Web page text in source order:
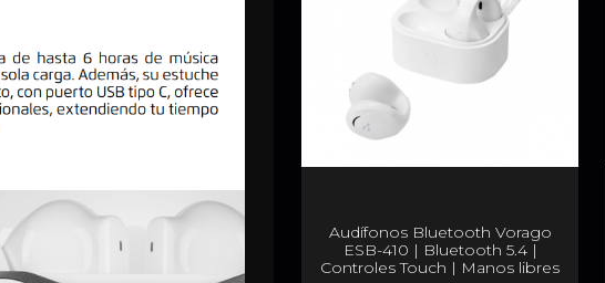
Audífonos Bluetooth Vorago
ESB-410 | Bluetooth 5.4 |
Controles Touch | Manos libres